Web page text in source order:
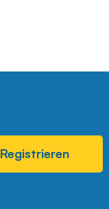
Registrieren